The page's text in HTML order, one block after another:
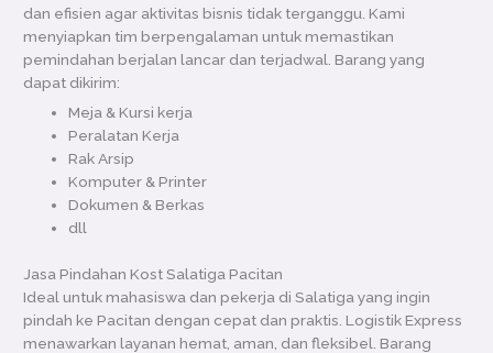
dan efisien agar aktivitas bisnis tidak terganggu. Kami
menyiapkan tim berpengalaman untuk memastikan
pemindahan berjalan lancar dan terjadwal. Barang yang
dapat dikirim:
Meja & Kursi kerja
Peralatan Kerja
Rak Arsip
Komputer & Printer
Dokumen & Berkas
dll
Jasa Pindahan Kost Salatiga Pacitan
Ideal untuk mahasiswa dan pekerja di Salatiga yang ingin
pindah ke Pacitan dengan cepat dan praktis. Logistik Express
menawarkan layanan hemat, aman, dan fleksibel. Barang